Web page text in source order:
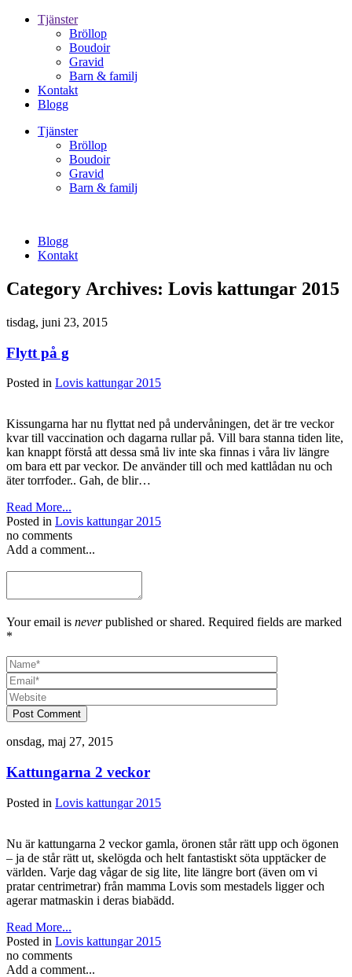
Tjänster
Bröllop
Boudoir
Gravid
Barn & familj
Kontakt
Blogg
Tjänster
Bröllop
Boudoir
Gravid
Barn & familj
Blogg
Kontakt
Category Archives: Lovis kattungar 2015
tisdag, juni 23, 2015
Flytt på g
Posted in Lovis kattungar 2015
Kissungarna har nu flyttat ned på undervåningen, det är tre veckor
kvar till vaccination och dagarna rullar på. Vill bara stanna tiden lite,
kan knappt förstå att dessa små liv inte ska finnas i våra liv längre
om bara ett par veckor. De använder till och med kattlådan nu och
äter torrfoder.. Gah, de blir…
Read More...
Posted in Lovis kattungar 2015
no comments
Add a comment...
Your email is neverpublished or shared. Required fields are marked
*
Post Comment
onsdag, maj 27, 2015
Kattungarna 2 veckor
Posted in Lovis kattungar 2015
Nu är kattungarna 2 veckor gamla, öronen står rätt upp och ögonen
– ja de står rätt ut, skelögda och helt fantastiskt söta upptäcker de
världen. Varje dag vågar de sig lite, lite längre bort (även om vi
pratar centrimetrar) från mamma Lovis som mestadels ligger och
agerar matmaskin i deras biabädd.
Read More...
Posted in Lovis kattungar 2015
no comments
Add a comment...